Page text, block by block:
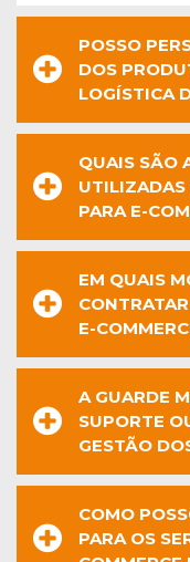
POSSO
DOS
LOGÍSTICA
QUAIS SÃO
UTILIZADAS
PARA E-
EM QUAIS
E-
A GUARDE
SUPORTE
GESTÃO
COMO
PARA OS